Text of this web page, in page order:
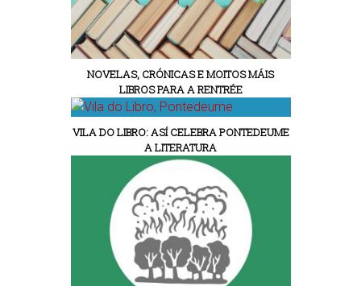
NOVELAS, CRÓNICAS E MOITOS MÁIS
LIBROS PARA A RENTRÉE
VILA DO LIBRO: ASÍ CELEBRA PONTEDEUME
A LITERATURA